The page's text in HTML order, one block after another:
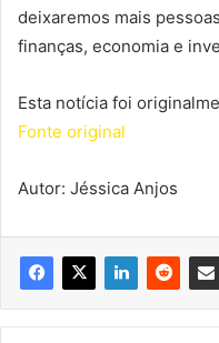
deixaremos mais
finanças, economia e
Esta notícia foi
Fonte original
Autor: Jéssica Anjos